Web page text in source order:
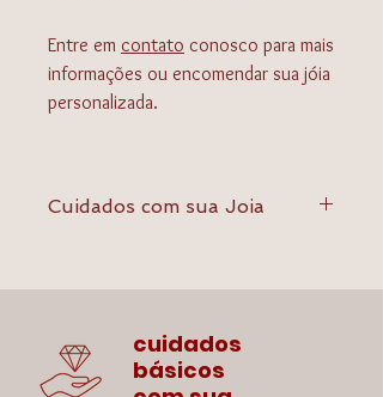
Entre em contato conosco para mais
informações ou encomendar sua jóia
personalizada.
Cuidados com sua Joia
adequados, como caixas especiais
revestidas de veludo. Jamais guarde as
cuidados
básicos